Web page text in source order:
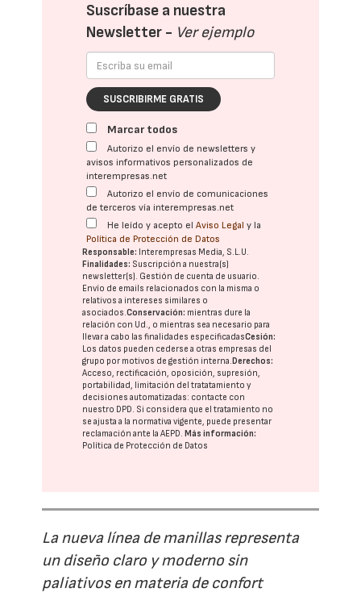
Suscríbase a nuestra
Newsletter - Ver ejemplo
SUSCRIBIRME GRATIS
Marcar todos
Autorizo el envío de newsletters y
avisos informativos personalizados de
interempresas.net
Autorizo el envío de comunicaciones
de terceros vía interempresas.net
He leído y acepto elAviso Legal y la
Política de Protección de Datos
Responsable: Interempresas Media, S.L.U.
Finalidades: Suscripción a nuestra(s)
newsletter(s). Gestión de cuenta de usuario.
Envío de emails relacionados con la misma o
relativos a intereses similares o
asociados.Conservación: mientras dure la
relación con Ud., o mientras sea necesario para
llevar a cabo las finalidades especificadasCesión:
Los datos pueden cederse a otras empresas del
grupo por motivos de gestión interna. Derechos:
Acceso, rectificación, oposición, supresión,
portabilidad, limitación del tratatamiento y
decisiones automatizadas: contacte con
nuestro DPD. Si considera que el tratamiento no
se ajusta a la normativa vigente, puede presentar
reclamación ante laAEPD. Más información:
Política de Protección de Datos
La nueva línea de manillas representa
un diseño claro y moderno sin
paliativos en materia de confort